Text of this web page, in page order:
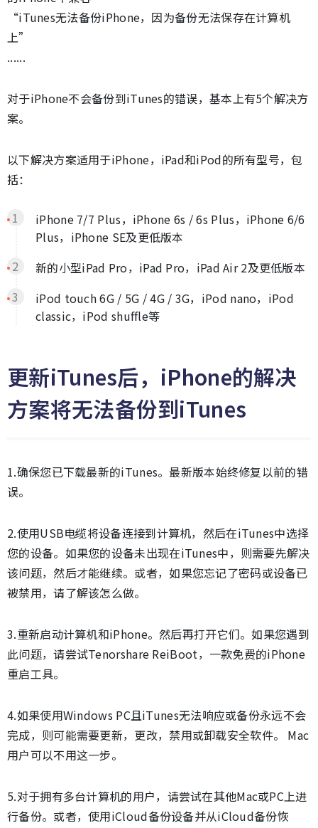
“iTunes无法备份iPhone，因为备份无法保存在计算机
上”
......
对于iPhone不会备份到iTunes的错误，基本上有5个解决方
案。
以下解决方案适用于iPhone，iPad和iPod的所有型号，包
括：
iPhone 7/7 Plus，iPhone 6s / 6s Plus，iPhone 6/6
Plus，iPhone SE及更低版本
新的小型iPad Pro，iPad Pro，iPad Air 2及更低版本
iPod touch 6G / 5G / 4G / 3G，iPod nano，iPod
classic，iPod shuffle等
更新iTunes后，iPhone的解决
方案将无法备份到iTunes
1.确保您已下载最新的iTunes。最新版本始终修复以前的错
误。
2.使用USB电缆将设备连接到计算机，然后在iTunes中选择
您的设备。如果您的设备未出现在iTunes中，则需要先解决
该问题，然后才能继续。或者，如果您忘记了密码或设备已
被禁用，请了解该怎么做。
3.重新启动计算机和iPhone。然后再打开它们。如果您遇到
此问题，请尝试Tenorshare ReiBoot，一款免费的iPhone
重启工具。
4.如果使用Windows PC且iTunes无法响应或备份永远不会
完成，则可能需要更新，更改，禁用或卸载安全软件。 Mac
用户可以不用这一步。
5.对于拥有多台计算机的用户，请尝试在其他Mac或PC上进
行备份。或者，使用iCloud备份设备并从iCloud备份恢